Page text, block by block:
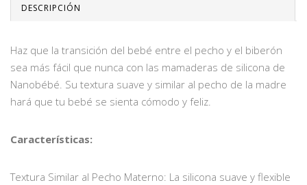
DESCRIPCIÓN
Haz que la transición del bebé entre el pecho y el biberón
sea más fácil que nunca con las mamaderas de silicona de
Nanobébé. Su textura suave y similar al pecho de la madre
hará que tu bebé se sienta cómodo y feliz.
Características:
Textura Similar al Pecho Materno: La silicona suave y flexible